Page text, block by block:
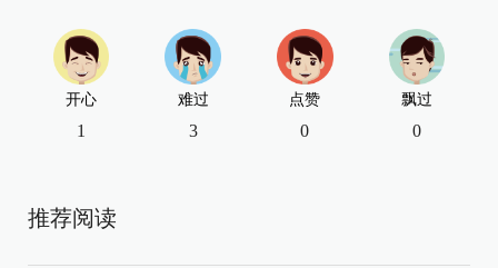
开心
1
难过
3
点赞
0
飘过
0
推荐阅读